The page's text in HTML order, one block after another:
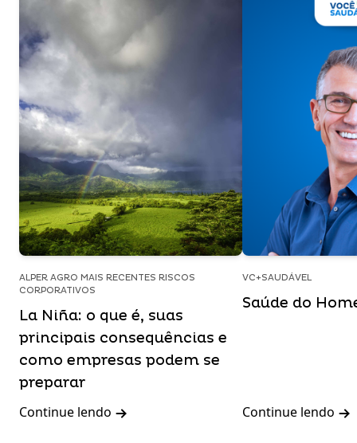
ALPER AGRO MAIS RECENTES RISCOS
CORPORATIVOS
La Niña: o que é, suas
principais consequências e
como empresas podem se
preparar
Continue lendo
VC+SAUDÁVEL
Saúde do
Continue lendo